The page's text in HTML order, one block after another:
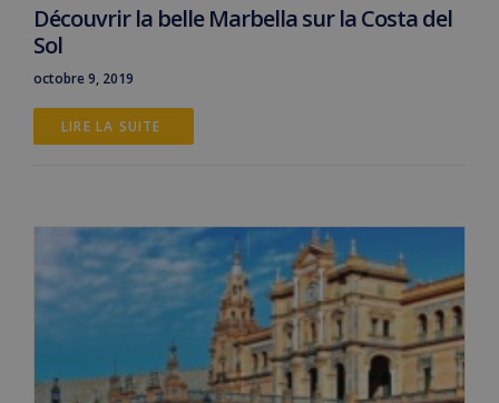
Découvrir la belle Marbella sur la Costa del
Sol
octobre 9, 2019
LIRE LA SUITE